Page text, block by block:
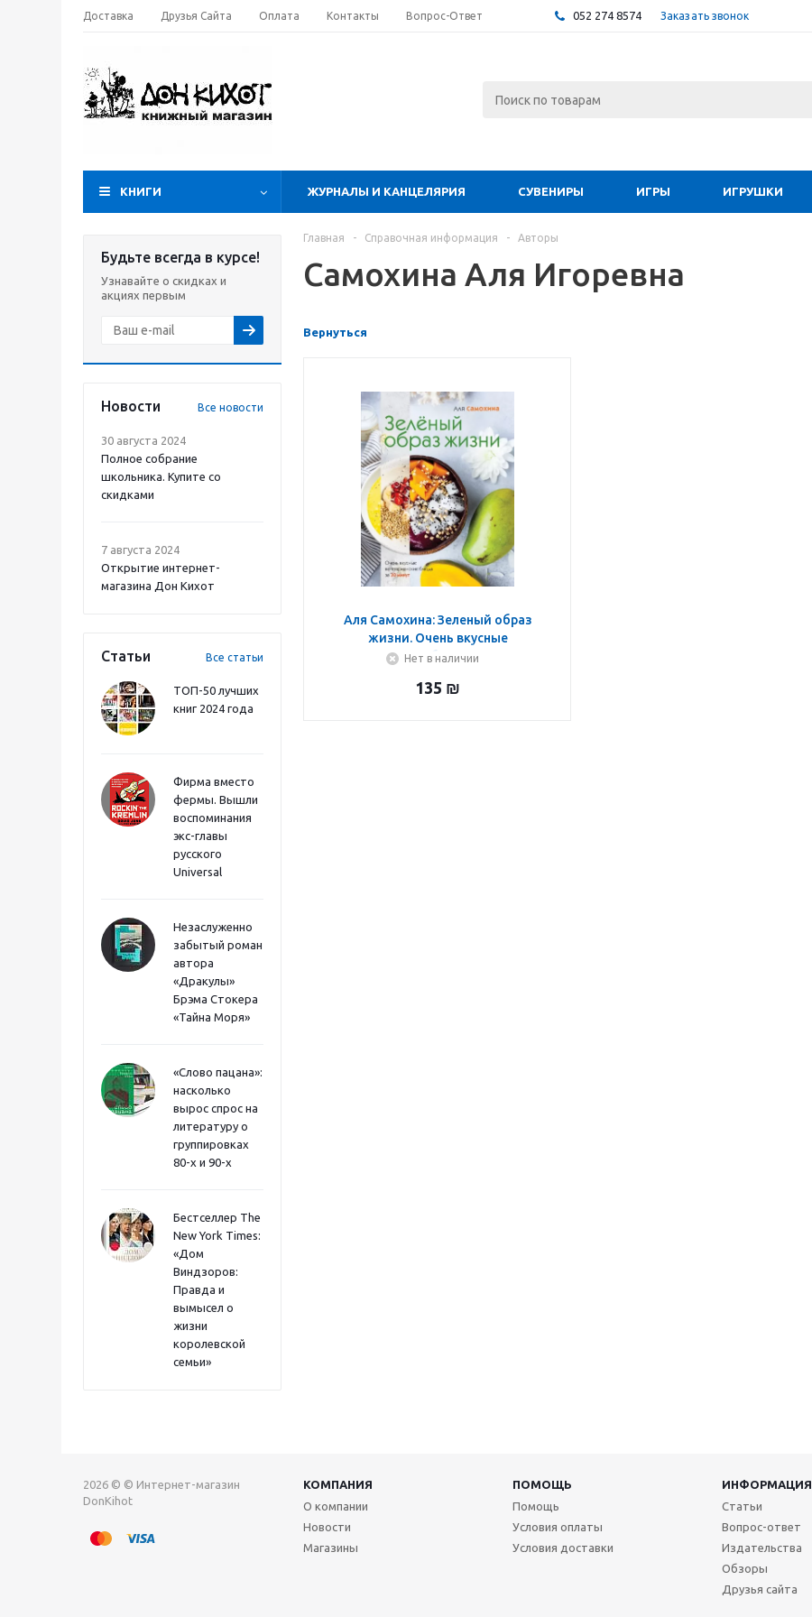
Доставка Друзья Сайта Оплата Контакты Вопрос-Ответ 052 274 8574 Заказать звонок
КНИГИ ЖУРНАЛЫ И КАНЦЕЛЯРИЯ СУВЕНИРЫ ИГРЫ ИГРУШКИ
Будьте всегда в курсе!
Узнавайте о скидках и
акциях первым
Новости Все новости
30 августа 2024
Полное собрание
школьника. Купите со
скидками
7 августа 2024
Открытие интернет-
магазина Дон Кихот
Статьи Все статьи
ТОП-50 лучших
книг 2024 года
Фирма вместо
фермы. Вышли
воспоминания
экс-главы
русского
Universal
Незаслуженно
забытый роман
автора
«Дракулы»
Брэма Стокера
«Тайна Моря»
«Слово пацана»:
насколько
вырос спрос на
литературу о
группировках
80-х и 90-х
Бестселлер The
New York Times:
«Дом
Виндзоров:
Правда и
вымысел о
жизни
королевской
семьи»
Главная - Справочная информация - Авторы
Самохина Аля Игоревна
Вернуться
Аля Самохина: Зеленый образ
жизни. Очень вкусные
вегетарианские блюда за 30 минут
Нет в наличии
135 ₪
2026 © © Интернет-магазин
DonKihot
КОМПАНИЯ ПОМОЩЬ
ИНФОРМАЦИЯ
О компании
Новости
Магазины
Помощь
Условия оплаты
Условия доставки
Статьи
Вопрос-ответ
Издательства
Обзоры
Друзья сайта